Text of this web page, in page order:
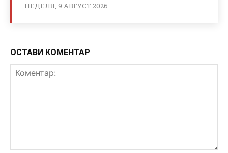
НЕДЕЛЯ, 9 АВГУСТ 2026
ОСТАВИ КОМЕНТАР